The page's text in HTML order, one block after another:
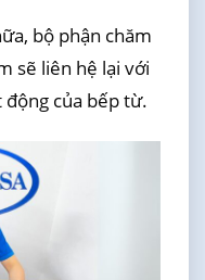
bộ phận chăm
sẽ liên hệ lại với
của bếp từ.